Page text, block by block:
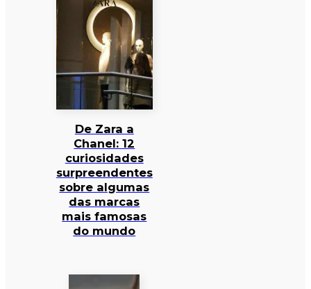
De Zara a
Chanel: 12
curiosidades
surpreendentes
sobre algumas
das marcas
mais famosas
do mundo